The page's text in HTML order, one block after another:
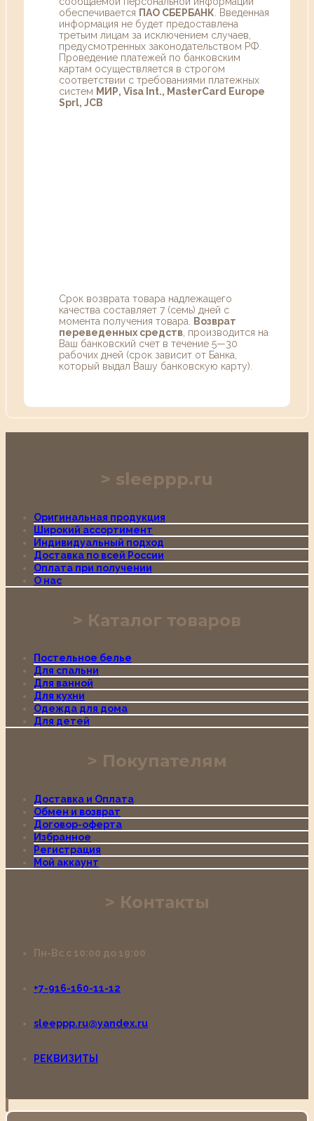
обеспечивается ПАО СБЕРБАНК . Введенная
информация не будет предоставлена
третьим лицам за исключением случаев,
предусмотренных законодательством РФ.
Проведение платежей по банковским
картам осуществляется в строгом
соответствии с требованиями платежных
систем МИР, Visa Int., MasterCard Europe
Sprl, JCB
Срок возврата товара надлежащего
качества составляет 7 (семь) дней с
момента получения товара.
Возврат
переведенных средств , производится на
Ваш банковский счет в течение 5—30
рабочих дней (срок зависит от Банка,
который выдал Вашу банковскую карту).
sleeppp.ru
Оригинальная продукция
Широкий ассортимент
Индивидуальный подход
Доставка по всей России
Оплата при получении
О нас
Каталог товаров
Постельное белье
Для спальни
Для ванной
Для кухни
Одежда для дома
Для детей
Покупателям
Доставка и Оплата
Обмен и возврат
Договор-оферта
Избранное
Регистрация
Мой аккаунт
Контакты
Пн-Вс с 10:00 до 19:00
+7-916-160-11-12
sleeppp.ru@yandex.ru
РЕКВИЗИТЫ